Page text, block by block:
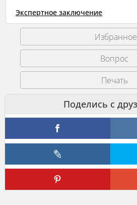
ударно-
капсюльными
Экспертное заключение
Избранное
Печать